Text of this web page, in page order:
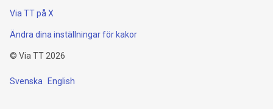
Via TT på X
Ändra dina inställningar för kakor
© Via TT2026
Svenska English